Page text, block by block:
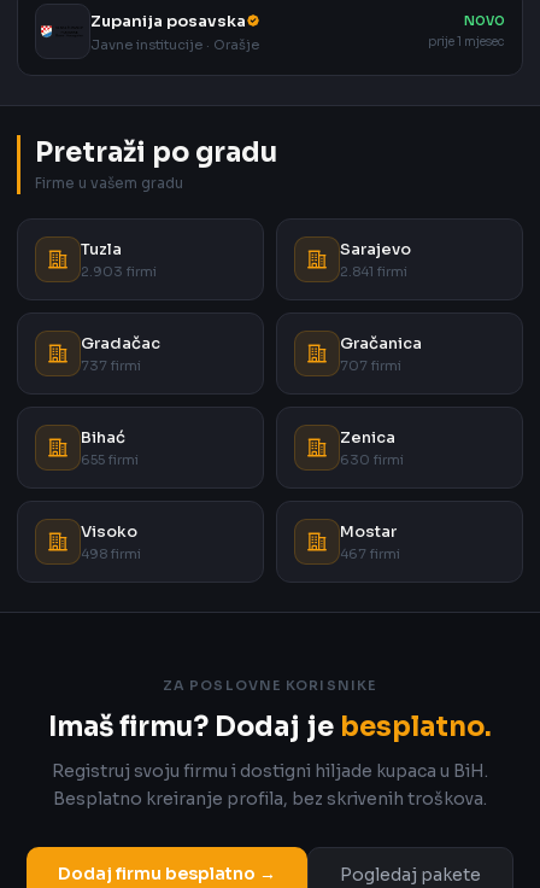
Zupanija posavska
Javne institucije · Orašje
NOVO
prije 1 mjesec
Pretraži po gradu
Firme u vašem gradu
Tuzla
2.903 firmi
Sarajevo
2.841 firmi
Gradačac
737 firmi
Gračanica
707 firmi
Bihać
655 firmi
Zenica
630 firmi
Visoko
498 firmi
Mostar
467 firmi
ZA POSLOVNE KORISNIKE
Imaš firmu? Dodaj je besplatno.
Registruj svoju firmu i dostigni hiljade kupaca u BiH.
Besplatno kreiranje profila, bez skrivenih troškova.
Dodaj firmu besplatno → Pogledaj pakete